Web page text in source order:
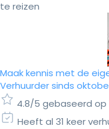
te reizen
Maak kennis met de
Verhuurder sinds
4.8/5 gebaseerd op
Heeft al 31 keer